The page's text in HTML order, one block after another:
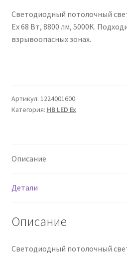
Политика
Сертификаты
Светодиодный потолочный
Ex 68 Вт, 8800 лм, 5000K.
взрывоопасных зонах.
Артикул: 1224001600
Категория: HB LED Ex
Описание
Детали
Описание
Светодиодный потолочный